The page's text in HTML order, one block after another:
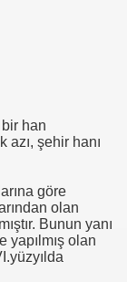
bir han
şehir hanı
göre
olan
Bunun yanı
yapılmış olan